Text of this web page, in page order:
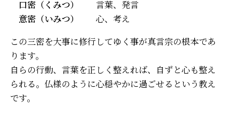
口密（くみつ）
言葉、発言
意密（いみつ）
心、考え
この三密を大事に修行してゆく事が真言宗の根本であ
ります。
自らの行動、言葉を正しく整えれば、自ずと心も整え
られる。仏様のように心穏やかに過ごせるという教え
です。